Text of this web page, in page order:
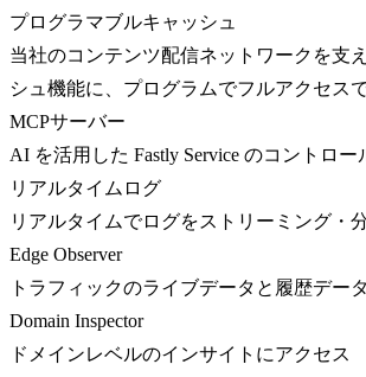
プログラマブルキャッシュ
当社のコンテンツ配信ネットワークを支
シュ機能に、プログラムでフルアクセス
MCPサーバー
AI を活用した Fastly Service のコントロー
リアルタイムログ
リアルタイムでログをストリーミング・
Edge Observer
トラフィックのライブデータと履歴デー
Domain Inspector
ドメインレベルのインサイトにアクセス